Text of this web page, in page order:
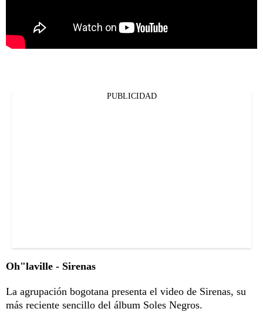
PUBLICIDAD
Oh"laville - Sirenas
La agrupación bogotana presenta el video de Sirenas, su
más reciente sencillo del álbum Soles Negros.